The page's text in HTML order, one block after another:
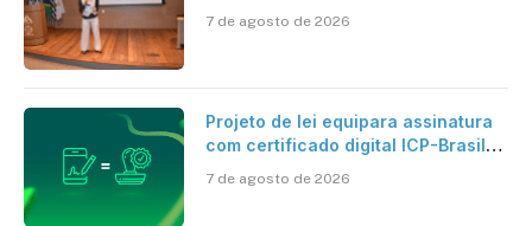
centro dos debates
7 de agosto de 2026
Projeto de lei equipara assinatura
com certificado digital ICP-Brasil
ao reconhecimento de firma em
7 de agosto de 2026